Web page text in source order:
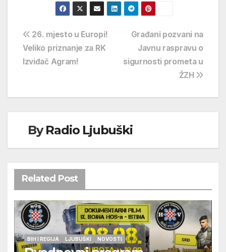
Navigacija
objava
Građani pozvani na
Javnu raspravu o
sigurnosti prometa u
ŽZH
26. mjesto u Europi!
Veliko priznanje za RK
Izviđač Agram!
ByRadio Ljubuški
Related Post
BIH I REGIJA LJUBUŠKI NOVOSTI